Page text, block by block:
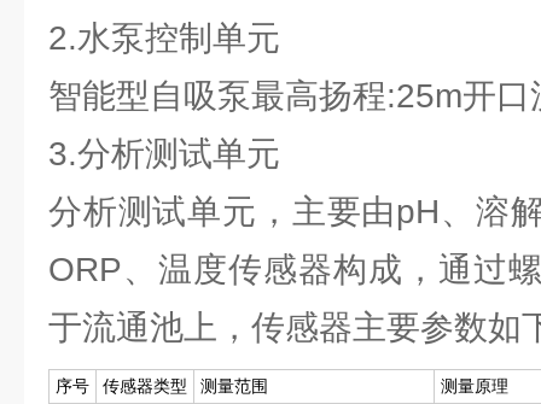
2.水泵控制单元
智能型自吸泵最高扬程:25m开
3.分析测试单元
分析测试单元，主要由pH、溶
ORP、温度传感器构成，通过
于流通池上，传感器主要参数如
序号 传感器类型 测量范围
测量原理